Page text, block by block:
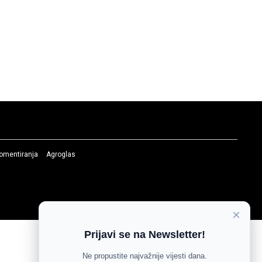
Agroglas
×
Prijavi se na Newsletter!
Ne propustite najvažnije vijesti dana.